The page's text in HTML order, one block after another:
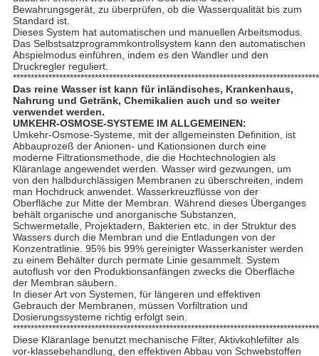
Bewahrungsgerät, zu überprüfen, ob die Wasserqualität bis zum
Standard ist.
Dieses System hat automatischen und manuellen Arbeitsmodus.
Das Selbstsatzprogrammkontrollsystem kann den automatischen
Abspielmodus einführen, indem es den Wandler und den
Druckregler reguliert.
Das reine Wasser ist kann für inländisches, Krankenhaus,
Nahrung und Getränk, Chemikalien auch und so weiter
verwendet werden.
UMKEHR-OSMOSE-SYSTEME IM ALLGEMEINEN:
Umkehr-Osmose-Systeme, mit der allgemeinsten Definition, ist
Abbauprozeß der Anionen- und Kationsionen durch eine
moderne Filtrationsmethode, die die Hochtechnologien als
Kläranlage angewendet werden. Wasser wird gezwungen, um
von den halbdurchlässigen Membranen zu überschreiten, indem
man Hochdruck anwendet. Wasserkreuzflüsse von der
Oberfläche zur Mitte der Membran. Während dieses Überganges
behält organische und anorganische Substanzen,
Schwermetalle, Projektadern, Bakterien etc. in der Struktur des
Wassers durch die Membran und die Entladungen von der
Konzentratlinie. 95% bis 99% gereinigter Wasserkanister werden
zu einem Behälter durch permate Linie gesammelt. System
autoflush vor den Produktionsanfängen zwecks die Oberfläche
der Membran säubern.
In dieser Art von Systemen, für längeren und effektiven
Gebrauch der Membranen, müssen Vorfiltration und
Dosierungssysteme richtig erfolgt sein.
Diese Kläranlage benutzt mechanische Filter, Aktivkohlefilter als
vor-klassebehandlung, den effektiven Abbau von Schwebstoffen